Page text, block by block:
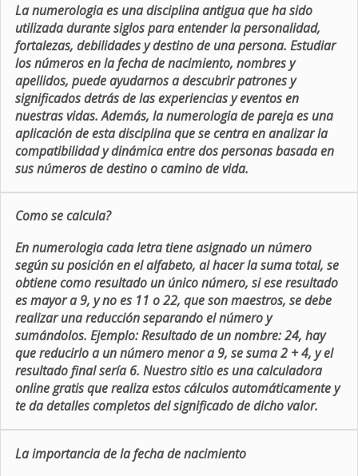
La numerologia es una disciplina antigua que ha sido
utilizada durante siglos para entender la personalidad,
fortalezas, debilidades y destino de una persona. Estudiar
los números en la fecha de nacimiento, nombres y
apellidos, puede ayudarnos a descubrir patrones y
significados detrás de las experiencias y eventos en
nuestras vidas. Además, la numerologia de pareja es una
aplicación de esta disciplina que se centra en analizar la
compatibilidad y dinámica entre dos personas basada en
sus números de destino o camino de vida.
Como se calcula?
En numerologia cada letra tiene asignado un número
según su posición en el alfabeto, al hacer la suma total, se
obtiene como resultado un único número, si ese resultado
es mayor a 9, y no es 11 o 22, que son maestros, se debe
realizar una reducción separando el número y
sumándolos. Ejemplo: Resultado de un nombre: 24, hay
que reducirlo a un número menor a 9, se suma 2 + 4, y el
resultado final sería 6. Nuestro sitio es una calculadora
online gratis que realiza estos cálculos automáticamente y
te da detalles completos del significado de dicho valor.
La importancia de la fecha de nacimiento